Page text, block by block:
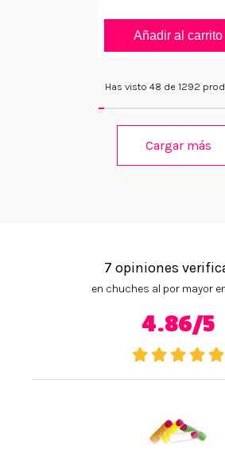
Añadir al carrito
Has visto 48 de 1292
Cargar más
7 opiniones
en chuches al por mayor
4.86/5